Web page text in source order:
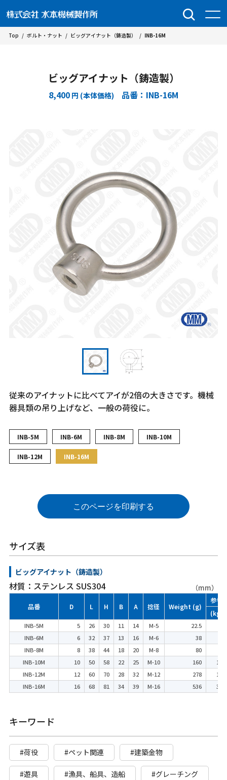
Top / ボルト・ナット / ビッグアイナット（鋳造製） / INB-16M
ビッグアイナット（鋳造製）
8,400 円 (本体価格) 品番：INB-16M
従来のアイナットに比べてアイが2倍の大きさです。機械
器具類の吊り上げなど、一般の荷役に。
INB-5M INB-6M INB-8M INB-10M
INB-12M INB-16M
このページを印刷する
サイズ表
ビッグアイナット（鋳造製）
材質：ステンレス SUS304 （mm）
品番 D L H B A 捻径 Weight (g)
参考
(kgf)
INB-5M 5 26 30 11 14 M-5 22.5
INB-6M
6 32 37 13 16 M-6 38
INB-8M
8 38 44 18 20 M-8 80
INB-10M
10 50 58 22 25 M-10 160
100
INB-12M
12 60 70 28 32 M-12 278
150
INB-16M
16 68 81 34 39 M-16 536 350
キーワード
#荷役 #ペット関連 #建築金物
#遊具 #漁具、船具、造船 #グレーチング